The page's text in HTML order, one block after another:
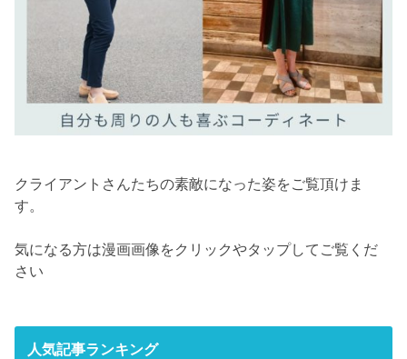
クライアントさんたちの素敵になった姿をご覧頂けま
す。
気になる方は漫画画像をクリックやタップしてご覧くだ
さい
人気記事ランキング